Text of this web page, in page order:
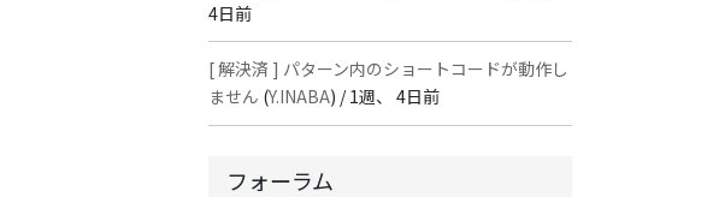
4日前
[ 解決済 ] パターン内のショートコードが動作し
ません (Y.INABA) /1週、 4日前
フォーラム